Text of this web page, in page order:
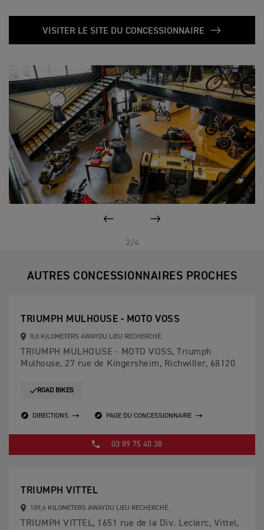
VISITER LE SITE DU CONCESSIONNAIRE
2/4
AUTRES CONCESSIONNAIRES PROCHES
TRIUMPH MULHOUSE - MOTO VOSS
0,0 KILOMETERS AWAYDU LIEU RECHERCHÉ.
TRIUMPH MULHOUSE - MOTO VOSS, Triumph
Mulhouse, 27 rue de Kingersheim, Richwiller, 68120
ROAD BIKES
DIRECTIONS PAGE DU CONCESSIONNAIRE
03 89 75 40 38
TRIUMPH VITTEL
109,6 KILOMETERS AWAYDU LIEU RECHERCHÉ.
TRIUMPH VITTEL, 1651 rue de la Div. Leclerc, Vittel,